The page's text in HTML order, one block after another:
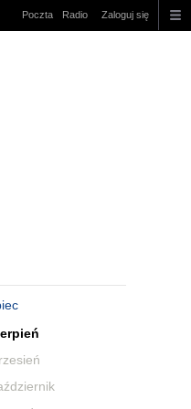
Poczta Radio Zaloguj się